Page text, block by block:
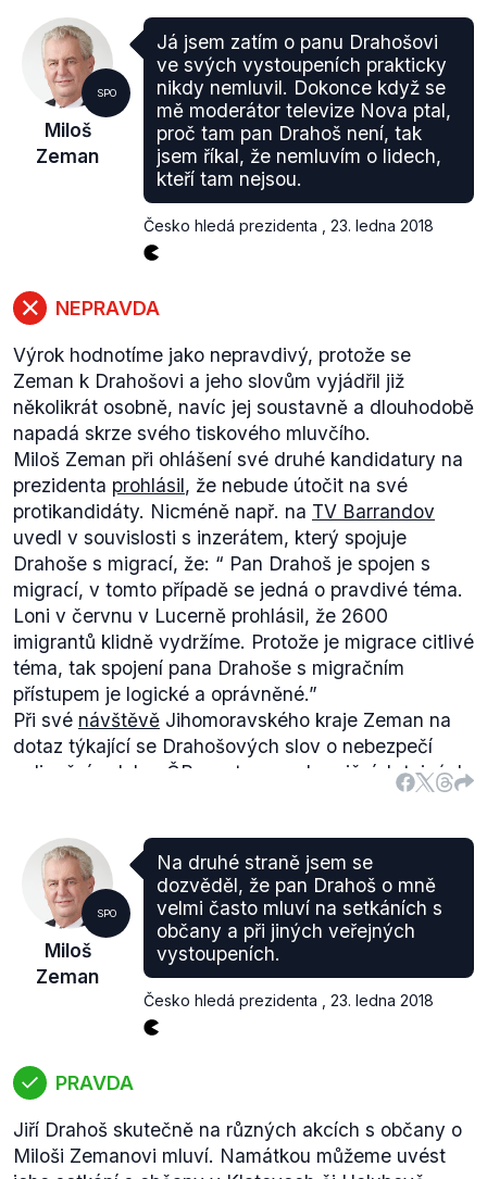
SPO
Miloš
Zeman
Já jsem zatím o panu Drahošovi
ve svých vystoupeních prakticky
nikdy nemluvil. Dokonce když se
mě moderátor televize Nova ptal,
proč tam pan Drahoš není, tak
jsem říkal, že nemluvím o lidech,
kteří tam nejsou.
Česko hledá prezidenta 23. ledna 2018
NEPRAVDA
Výrok hodnotíme jako nepravdivý, protože se
Zeman k Drahošovi a jeho slovům vyjádřil již
několikrát osobně, navíc jej soustavně a dlouhodobě
napadá skrze svého tiskového mluvčího.
Miloš Zeman při ohlášení své druhé kandidatury na
prezidenta prohlásil, že nebude útočit na své
protikandidáty. Nicméně např. na TV Barrandov
uvedl v souvislosti s inzerátem, který spojuje
Drahoše s migrací, že: “ Pan Drahoš je spojen s
migrací, v tomto případě se jedná o pravdivé téma.
Loni v červnu v Lucerně prohlásil, že 2600
imigrantů klidně vydržíme. Protože je migrace citlivé
téma, tak spojení pana Drahoše s migračním
přístupem je logické a oprávněné.”
Při své návštěvě Jihomoravského kraje Zeman na
dotaz týkající se Drahošových slov o nebezpečí
ovlivnění voleb v ČR ze strany zahraničních tajných
Myslím, že to je pouze zoufalý
” a “Člověk by snad neměl považovat občany za
nesvéprávné
”.
Na stejné téma pak promluvil Zeman i ve svém
Vánočním poselství, když řekl: “Věřím, že nedojde k
tomu, že se budeme obviňovat z toho, že výsledky
minulých parlamentních voleb byly zmanipulovány
zahraničními rozvědkami. Je to ubohé, je to trapné a
”
pronesl: “Když nejmenovaní politici, nebo kandidáti
parlamentních volbách byli ovlivněni zahraničními
rozvědkami. Nuže dobrá, oni neřekli, jestli ruskými
SPO
Miloš
Zeman
Na druhé straně jsem se
dozvěděl, že pan Drahoš o mně
velmi často mluví na setkáních s
občany a při jiných veřejných
vystoupeních.
Česko hledá prezidenta 23. ledna 2018
PRAVDA
Jiří Drahoš skutečně na různých akcích s občany o
Miloši Zemanovi mluví. Namátkou můžeme uvést